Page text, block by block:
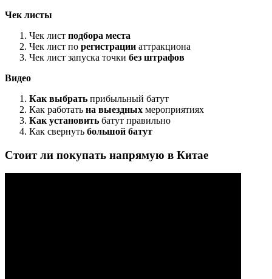
Чек листы
Чек лист подбора места
Чек лист по регистрации аттракциона
Чек лист запуска точки без штрафов
Видео
Как выбрать прибыльный батут
Как работать на выездных мероприятиях
Как установить батут правильно
Как свернуть большой батут
Стоит ли покупать напрямую в Китае